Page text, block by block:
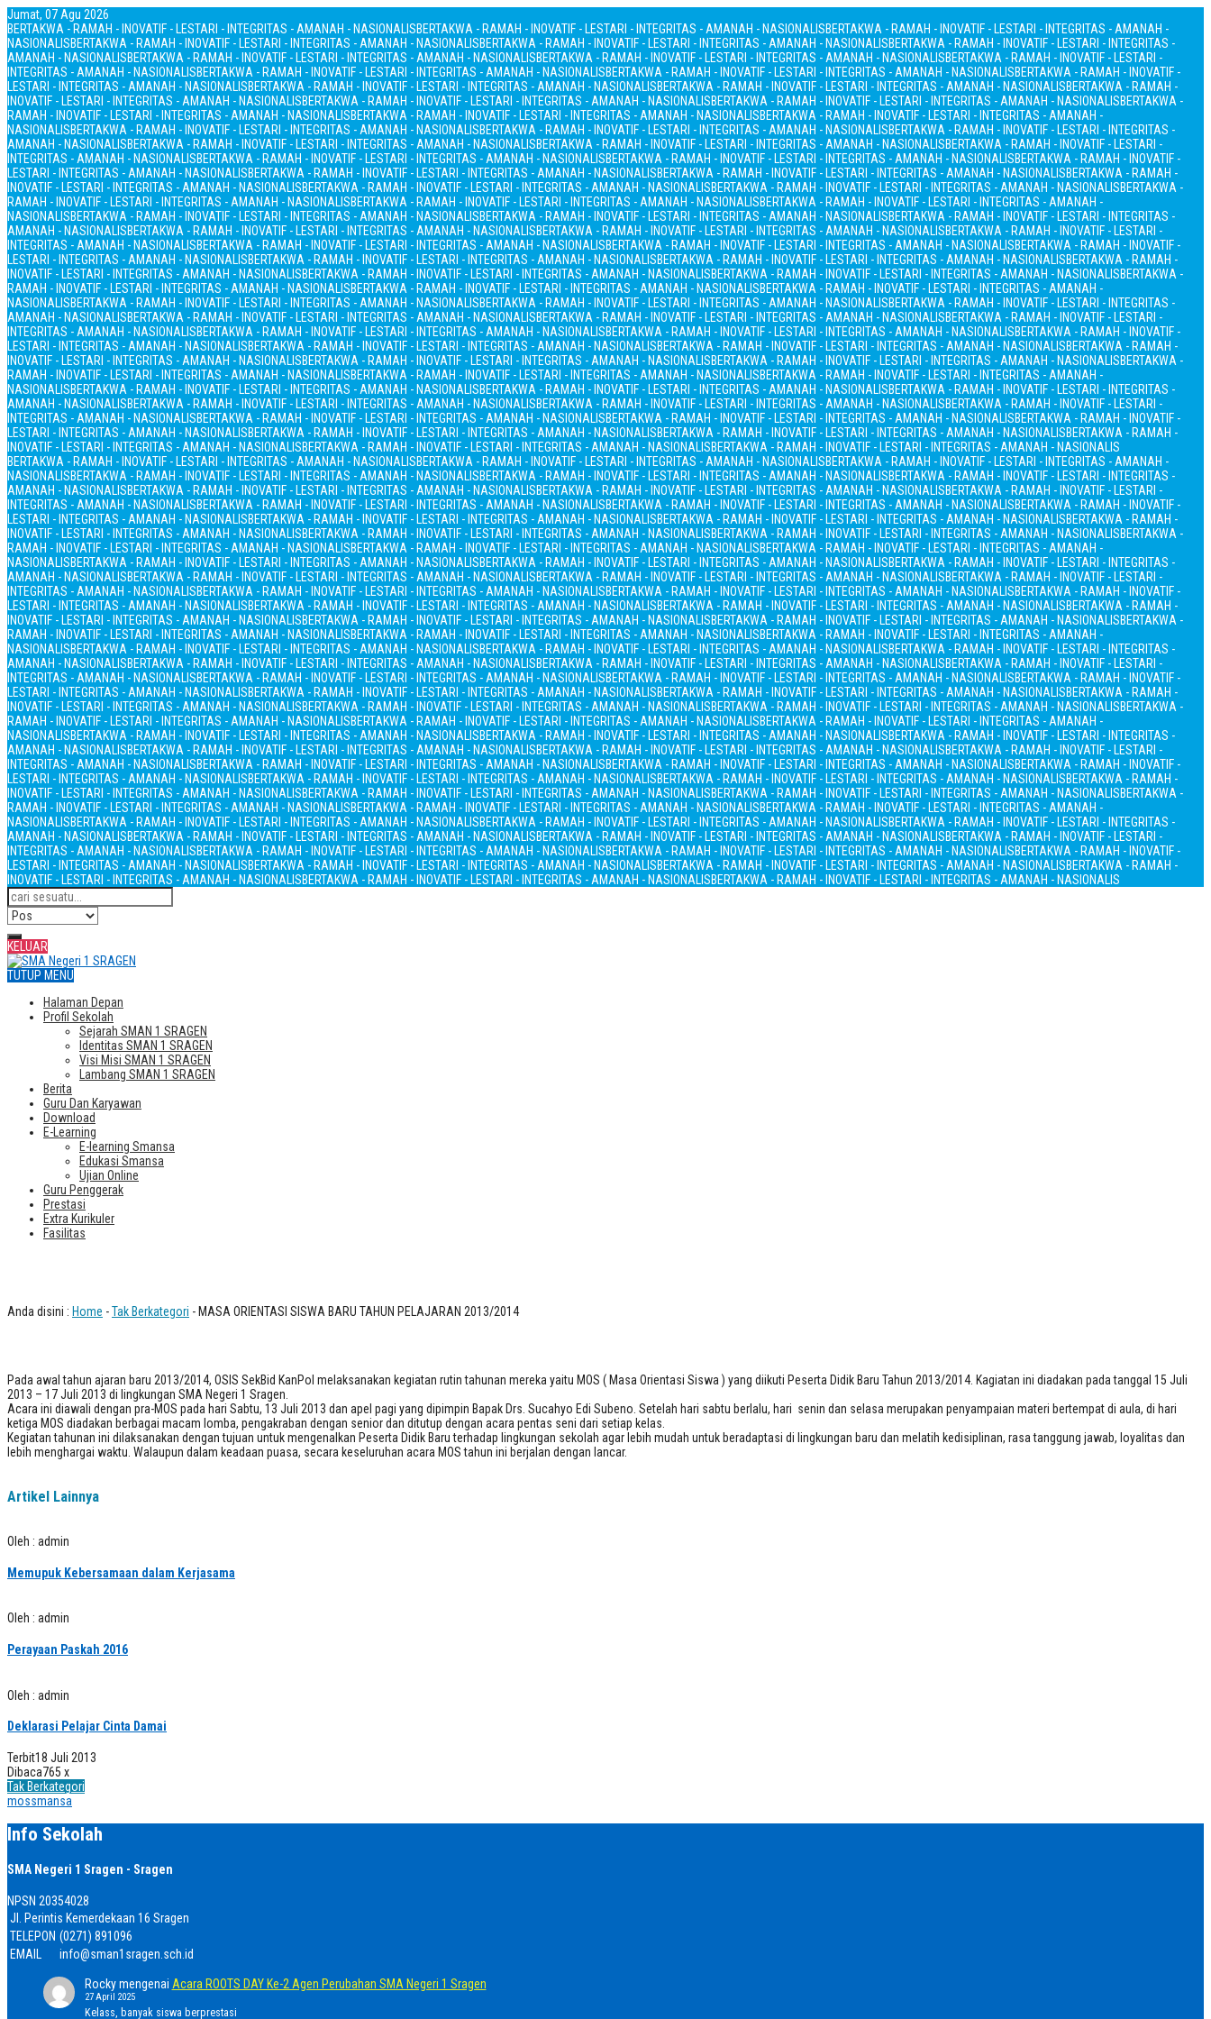
Jumat, 07 Agu 2026
BERTAKWA - RAMAH - INOVATIF - LESTARI - INTEGRITAS - AMANAH - NASIONALISBERTAKWA - RAMAH - INOVATIF - LESTARI - INTEGRITAS - AMANAH - NASIONALISBERTAKWA - RAMAH - INOVATIF - LESTARI - INTEGRITAS - AMANAH -
NASIONALISBERTAKWA - RAMAH - INOVATIF - LESTARI - INTEGRITAS - AMANAH - NASIONALISBERTAKWA - RAMAH - INOVATIF - LESTARI - INTEGRITAS - AMANAH - NASIONALISBERTAKWA - RAMAH - INOVATIF - LESTARI - INTEGRITAS -
AMANAH - NASIONALISBERTAKWA - RAMAH - INOVATIF - LESTARI - INTEGRITAS - AMANAH - NASIONALISBERTAKWA - RAMAH - INOVATIF - LESTARI - INTEGRITAS - AMANAH - NASIONALISBERTAKWA - RAMAH - INOVATIF - LESTARI -
INTEGRITAS - AMANAH - NASIONALISBERTAKWA - RAMAH - INOVATIF - LESTARI - INTEGRITAS - AMANAH - NASIONALISBERTAKWA - RAMAH - INOVATIF - LESTARI - INTEGRITAS - AMANAH - NASIONALISBERTAKWA - RAMAH - INOVATIF -
LESTARI - INTEGRITAS - AMANAH - NASIONALISBERTAKWA - RAMAH - INOVATIF - LESTARI - INTEGRITAS - AMANAH - NASIONALISBERTAKWA - RAMAH - INOVATIF - LESTARI - INTEGRITAS - AMANAH - NASIONALISBERTAKWA - RAMAH -
INOVATIF - LESTARI - INTEGRITAS - AMANAH - NASIONALISBERTAKWA - RAMAH - INOVATIF - LESTARI - INTEGRITAS - AMANAH - NASIONALISBERTAKWA - RAMAH - INOVATIF - LESTARI - INTEGRITAS - AMANAH - NASIONALISBERTAKWA -
RAMAH - INOVATIF - LESTARI - INTEGRITAS - AMANAH - NASIONALISBERTAKWA - RAMAH - INOVATIF - LESTARI - INTEGRITAS - AMANAH - NASIONALISBERTAKWA - RAMAH - INOVATIF - LESTARI - INTEGRITAS - AMANAH -
NASIONALISBERTAKWA - RAMAH - INOVATIF - LESTARI - INTEGRITAS - AMANAH - NASIONALISBERTAKWA - RAMAH - INOVATIF - LESTARI - INTEGRITAS - AMANAH - NASIONALISBERTAKWA - RAMAH - INOVATIF - LESTARI - INTEGRITAS -
AMANAH - NASIONALISBERTAKWA - RAMAH - INOVATIF - LESTARI - INTEGRITAS - AMANAH - NASIONALISBERTAKWA - RAMAH - INOVATIF - LESTARI - INTEGRITAS - AMANAH - NASIONALISBERTAKWA - RAMAH - INOVATIF - LESTARI -
INTEGRITAS - AMANAH - NASIONALISBERTAKWA - RAMAH - INOVATIF - LESTARI - INTEGRITAS - AMANAH - NASIONALISBERTAKWA - RAMAH - INOVATIF - LESTARI - INTEGRITAS - AMANAH - NASIONALISBERTAKWA - RAMAH - INOVATIF -
LESTARI - INTEGRITAS - AMANAH - NASIONALISBERTAKWA - RAMAH - INOVATIF - LESTARI - INTEGRITAS - AMANAH - NASIONALISBERTAKWA - RAMAH - INOVATIF - LESTARI - INTEGRITAS - AMANAH - NASIONALISBERTAKWA - RAMAH -
INOVATIF - LESTARI - INTEGRITAS - AMANAH - NASIONALISBERTAKWA - RAMAH - INOVATIF - LESTARI - INTEGRITAS - AMANAH - NASIONALISBERTAKWA - RAMAH - INOVATIF - LESTARI - INTEGRITAS - AMANAH - NASIONALISBERTAKWA -
RAMAH - INOVATIF - LESTARI - INTEGRITAS - AMANAH - NASIONALISBERTAKWA - RAMAH - INOVATIF - LESTARI - INTEGRITAS - AMANAH - NASIONALISBERTAKWA - RAMAH - INOVATIF - LESTARI - INTEGRITAS - AMANAH -
NASIONALISBERTAKWA - RAMAH - INOVATIF - LESTARI - INTEGRITAS - AMANAH - NASIONALISBERTAKWA - RAMAH - INOVATIF - LESTARI - INTEGRITAS - AMANAH - NASIONALISBERTAKWA - RAMAH - INOVATIF - LESTARI - INTEGRITAS -
AMANAH - NASIONALISBERTAKWA - RAMAH - INOVATIF - LESTARI - INTEGRITAS - AMANAH - NASIONALISBERTAKWA - RAMAH - INOVATIF - LESTARI - INTEGRITAS - AMANAH - NASIONALISBERTAKWA - RAMAH - INOVATIF - LESTARI -
INTEGRITAS - AMANAH - NASIONALISBERTAKWA - RAMAH - INOVATIF - LESTARI - INTEGRITAS - AMANAH - NASIONALISBERTAKWA - RAMAH - INOVATIF - LESTARI - INTEGRITAS - AMANAH - NASIONALISBERTAKWA - RAMAH - INOVATIF -
LESTARI - INTEGRITAS - AMANAH - NASIONALISBERTAKWA - RAMAH - INOVATIF - LESTARI - INTEGRITAS - AMANAH - NASIONALISBERTAKWA - RAMAH - INOVATIF - LESTARI - INTEGRITAS - AMANAH - NASIONALISBERTAKWA - RAMAH -
INOVATIF - LESTARI - INTEGRITAS - AMANAH - NASIONALISBERTAKWA - RAMAH - INOVATIF - LESTARI - INTEGRITAS - AMANAH - NASIONALISBERTAKWA - RAMAH - INOVATIF - LESTARI - INTEGRITAS - AMANAH - NASIONALISBERTAKWA -
RAMAH - INOVATIF - LESTARI - INTEGRITAS - AMANAH - NASIONALISBERTAKWA - RAMAH - INOVATIF - LESTARI - INTEGRITAS - AMANAH - NASIONALISBERTAKWA - RAMAH - INOVATIF - LESTARI - INTEGRITAS - AMANAH -
NASIONALISBERTAKWA - RAMAH - INOVATIF - LESTARI - INTEGRITAS - AMANAH - NASIONALISBERTAKWA - RAMAH - INOVATIF - LESTARI - INTEGRITAS - AMANAH - NASIONALISBERTAKWA - RAMAH - INOVATIF - LESTARI - INTEGRITAS -
AMANAH - NASIONALISBERTAKWA - RAMAH - INOVATIF - LESTARI - INTEGRITAS - AMANAH - NASIONALISBERTAKWA - RAMAH - INOVATIF - LESTARI - INTEGRITAS - AMANAH - NASIONALISBERTAKWA - RAMAH - INOVATIF - LESTARI -
INTEGRITAS - AMANAH - NASIONALISBERTAKWA - RAMAH - INOVATIF - LESTARI - INTEGRITAS - AMANAH - NASIONALISBERTAKWA - RAMAH - INOVATIF - LESTARI - INTEGRITAS - AMANAH - NASIONALISBERTAKWA - RAMAH - INOVATIF -
LESTARI - INTEGRITAS - AMANAH - NASIONALISBERTAKWA - RAMAH - INOVATIF - LESTARI - INTEGRITAS - AMANAH - NASIONALISBERTAKWA - RAMAH - INOVATIF - LESTARI - INTEGRITAS - AMANAH - NASIONALISBERTAKWA - RAMAH -
INOVATIF - LESTARI - INTEGRITAS - AMANAH - NASIONALISBERTAKWA - RAMAH - INOVATIF - LESTARI - INTEGRITAS - AMANAH - NASIONALISBERTAKWA - RAMAH - INOVATIF - LESTARI - INTEGRITAS - AMANAH - NASIONALISBERTAKWA -
RAMAH - INOVATIF - LESTARI - INTEGRITAS - AMANAH - NASIONALISBERTAKWA - RAMAH - INOVATIF - LESTARI - INTEGRITAS - AMANAH - NASIONALISBERTAKWA - RAMAH - INOVATIF - LESTARI - INTEGRITAS - AMANAH -
NASIONALISBERTAKWA - RAMAH - INOVATIF - LESTARI - INTEGRITAS - AMANAH - NASIONALISBERTAKWA - RAMAH - INOVATIF - LESTARI - INTEGRITAS - AMANAH - NASIONALISBERTAKWA - RAMAH - INOVATIF - LESTARI - INTEGRITAS -
AMANAH - NASIONALISBERTAKWA - RAMAH - INOVATIF - LESTARI - INTEGRITAS - AMANAH - NASIONALISBERTAKWA - RAMAH - INOVATIF - LESTARI - INTEGRITAS - AMANAH - NASIONALISBERTAKWA - RAMAH - INOVATIF - LESTARI -
INTEGRITAS - AMANAH - NASIONALISBERTAKWA - RAMAH - INOVATIF - LESTARI - INTEGRITAS - AMANAH - NASIONALISBERTAKWA - RAMAH - INOVATIF - LESTARI - INTEGRITAS - AMANAH - NASIONALISBERTAKWA - RAMAH - INOVATIF -
LESTARI - INTEGRITAS - AMANAH - NASIONALISBERTAKWA - RAMAH - INOVATIF - LESTARI - INTEGRITAS - AMANAH - NASIONALISBERTAKWA - RAMAH - INOVATIF - LESTARI - INTEGRITAS - AMANAH - NASIONALISBERTAKWA - RAMAH -
INOVATIF - LESTARI - INTEGRITAS - AMANAH - NASIONALISBERTAKWA - RAMAH - INOVATIF - LESTARI - INTEGRITAS - AMANAH - NASIONALISBERTAKWA - RAMAH - INOVATIF - LESTARI - INTEGRITAS - AMANAH - NASIONALIS
BERTAKWA - RAMAH - INOVATIF - LESTARI - INTEGRITAS - AMANAH - NASIONALISBERTAKWA - RAMAH - INOVATIF - LESTARI - INTEGRITAS - AMANAH - NASIONALISBERTAKWA - RAMAH - INOVATIF - LESTARI - INTEGRITAS - AMANAH -
NASIONALISBERTAKWA - RAMAH - INOVATIF - LESTARI - INTEGRITAS - AMANAH - NASIONALISBERTAKWA - RAMAH - INOVATIF - LESTARI - INTEGRITAS - AMANAH - NASIONALISBERTAKWA - RAMAH - INOVATIF - LESTARI - INTEGRITAS -
AMANAH - NASIONALISBERTAKWA - RAMAH - INOVATIF - LESTARI - INTEGRITAS - AMANAH - NASIONALISBERTAKWA - RAMAH - INOVATIF - LESTARI - INTEGRITAS - AMANAH - NASIONALISBERTAKWA - RAMAH - INOVATIF - LESTARI -
INTEGRITAS - AMANAH - NASIONALISBERTAKWA - RAMAH - INOVATIF - LESTARI - INTEGRITAS - AMANAH - NASIONALISBERTAKWA - RAMAH - INOVATIF - LESTARI - INTEGRITAS - AMANAH - NASIONALISBERTAKWA - RAMAH - INOVATIF -
LESTARI - INTEGRITAS - AMANAH - NASIONALISBERTAKWA - RAMAH - INOVATIF - LESTARI - INTEGRITAS - AMANAH - NASIONALISBERTAKWA - RAMAH - INOVATIF - LESTARI - INTEGRITAS - AMANAH - NASIONALISBERTAKWA - RAMAH -
INOVATIF - LESTARI - INTEGRITAS - AMANAH - NASIONALISBERTAKWA - RAMAH - INOVATIF - LESTARI - INTEGRITAS - AMANAH - NASIONALISBERTAKWA - RAMAH - INOVATIF - LESTARI - INTEGRITAS - AMANAH - NASIONALISBERTAKWA -
RAMAH - INOVATIF - LESTARI - INTEGRITAS - AMANAH - NASIONALISBERTAKWA - RAMAH - INOVATIF - LESTARI - INTEGRITAS - AMANAH - NASIONALISBERTAKWA - RAMAH - INOVATIF - LESTARI - INTEGRITAS - AMANAH -
NASIONALISBERTAKWA - RAMAH - INOVATIF - LESTARI - INTEGRITAS - AMANAH - NASIONALISBERTAKWA - RAMAH - INOVATIF - LESTARI - INTEGRITAS - AMANAH - NASIONALISBERTAKWA - RAMAH - INOVATIF - LESTARI - INTEGRITAS -
AMANAH - NASIONALISBERTAKWA - RAMAH - INOVATIF - LESTARI - INTEGRITAS - AMANAH - NASIONALISBERTAKWA - RAMAH - INOVATIF - LESTARI - INTEGRITAS - AMANAH - NASIONALISBERTAKWA - RAMAH - INOVATIF - LESTARI -
INTEGRITAS - AMANAH - NASIONALISBERTAKWA - RAMAH - INOVATIF - LESTARI - INTEGRITAS - AMANAH - NASIONALISBERTAKWA - RAMAH - INOVATIF - LESTARI - INTEGRITAS - AMANAH - NASIONALISBERTAKWA - RAMAH - INOVATIF -
LESTARI - INTEGRITAS - AMANAH - NASIONALISBERTAKWA - RAMAH - INOVATIF - LESTARI - INTEGRITAS - AMANAH - NASIONALISBERTAKWA - RAMAH - INOVATIF - LESTARI - INTEGRITAS - AMANAH - NASIONALISBERTAKWA - RAMAH -
INOVATIF - LESTARI - INTEGRITAS - AMANAH - NASIONALISBERTAKWA - RAMAH - INOVATIF - LESTARI - INTEGRITAS - AMANAH - NASIONALISBERTAKWA - RAMAH - INOVATIF - LESTARI - INTEGRITAS - AMANAH - NASIONALISBERTAKWA -
RAMAH - INOVATIF - LESTARI - INTEGRITAS - AMANAH - NASIONALISBERTAKWA - RAMAH - INOVATIF - LESTARI - INTEGRITAS - AMANAH - NASIONALISBERTAKWA - RAMAH - INOVATIF - LESTARI - INTEGRITAS - AMANAH -
NASIONALISBERTAKWA - RAMAH - INOVATIF - LESTARI - INTEGRITAS - AMANAH - NASIONALISBERTAKWA - RAMAH - INOVATIF - LESTARI - INTEGRITAS - AMANAH - NASIONALISBERTAKWA - RAMAH - INOVATIF - LESTARI - INTEGRITAS -
AMANAH - NASIONALISBERTAKWA - RAMAH - INOVATIF - LESTARI - INTEGRITAS - AMANAH - NASIONALISBERTAKWA - RAMAH - INOVATIF - LESTARI - INTEGRITAS - AMANAH - NASIONALISBERTAKWA - RAMAH - INOVATIF - LESTARI -
INTEGRITAS - AMANAH - NASIONALISBERTAKWA - RAMAH - INOVATIF - LESTARI - INTEGRITAS - AMANAH - NASIONALISBERTAKWA - RAMAH - INOVATIF - LESTARI - INTEGRITAS - AMANAH - NASIONALISBERTAKWA - RAMAH - INOVATIF -
LESTARI - INTEGRITAS - AMANAH - NASIONALISBERTAKWA - RAMAH - INOVATIF - LESTARI - INTEGRITAS - AMANAH - NASIONALISBERTAKWA - RAMAH - INOVATIF - LESTARI - INTEGRITAS - AMANAH - NASIONALISBERTAKWA - RAMAH -
INOVATIF - LESTARI - INTEGRITAS - AMANAH - NASIONALISBERTAKWA - RAMAH - INOVATIF - LESTARI - INTEGRITAS - AMANAH - NASIONALISBERTAKWA - RAMAH - INOVATIF - LESTARI - INTEGRITAS - AMANAH - NASIONALISBERTAKWA -
RAMAH - INOVATIF - LESTARI - INTEGRITAS - AMANAH - NASIONALISBERTAKWA - RAMAH - INOVATIF - LESTARI - INTEGRITAS - AMANAH - NASIONALISBERTAKWA - RAMAH - INOVATIF - LESTARI - INTEGRITAS - AMANAH -
NASIONALISBERTAKWA - RAMAH - INOVATIF - LESTARI - INTEGRITAS - AMANAH - NASIONALISBERTAKWA - RAMAH - INOVATIF - LESTARI - INTEGRITAS - AMANAH - NASIONALISBERTAKWA - RAMAH - INOVATIF - LESTARI - INTEGRITAS -
AMANAH - NASIONALISBERTAKWA - RAMAH - INOVATIF - LESTARI - INTEGRITAS - AMANAH - NASIONALISBERTAKWA - RAMAH - INOVATIF - LESTARI - INTEGRITAS - AMANAH - NASIONALISBERTAKWA - RAMAH - INOVATIF - LESTARI -
INTEGRITAS - AMANAH - NASIONALISBERTAKWA - RAMAH - INOVATIF - LESTARI - INTEGRITAS - AMANAH - NASIONALISBERTAKWA - RAMAH - INOVATIF - LESTARI - INTEGRITAS - AMANAH - NASIONALISBERTAKWA - RAMAH - INOVATIF -
LESTARI - INTEGRITAS - AMANAH - NASIONALISBERTAKWA - RAMAH - INOVATIF - LESTARI - INTEGRITAS - AMANAH - NASIONALISBERTAKWA - RAMAH - INOVATIF - LESTARI - INTEGRITAS - AMANAH - NASIONALISBERTAKWA - RAMAH -
INOVATIF - LESTARI - INTEGRITAS - AMANAH - NASIONALISBERTAKWA - RAMAH - INOVATIF - LESTARI - INTEGRITAS - AMANAH - NASIONALISBERTAKWA - RAMAH - INOVATIF - LESTARI - INTEGRITAS - AMANAH - NASIONALISBERTAKWA -
RAMAH - INOVATIF - LESTARI - INTEGRITAS - AMANAH - NASIONALISBERTAKWA - RAMAH - INOVATIF - LESTARI - INTEGRITAS - AMANAH - NASIONALISBERTAKWA - RAMAH - INOVATIF - LESTARI - INTEGRITAS - AMANAH -
NASIONALISBERTAKWA - RAMAH - INOVATIF - LESTARI - INTEGRITAS - AMANAH - NASIONALISBERTAKWA - RAMAH - INOVATIF - LESTARI - INTEGRITAS - AMANAH - NASIONALISBERTAKWA - RAMAH - INOVATIF - LESTARI - INTEGRITAS -
AMANAH - NASIONALISBERTAKWA - RAMAH - INOVATIF - LESTARI - INTEGRITAS - AMANAH - NASIONALISBERTAKWA - RAMAH - INOVATIF - LESTARI - INTEGRITAS - AMANAH - NASIONALISBERTAKWA - RAMAH - INOVATIF - LESTARI -
INTEGRITAS - AMANAH - NASIONALISBERTAKWA - RAMAH - INOVATIF - LESTARI - INTEGRITAS - AMANAH - NASIONALISBERTAKWA - RAMAH - INOVATIF - LESTARI - INTEGRITAS - AMANAH - NASIONALISBERTAKWA - RAMAH - INOVATIF -
LESTARI - INTEGRITAS - AMANAH - NASIONALISBERTAKWA - RAMAH - INOVATIF - LESTARI - INTEGRITAS - AMANAH - NASIONALISBERTAKWA - RAMAH - INOVATIF - LESTARI - INTEGRITAS - AMANAH - NASIONALISBERTAKWA - RAMAH -
INOVATIF - LESTARI - INTEGRITAS - AMANAH - NASIONALISBERTAKWA - RAMAH - INOVATIF - LESTARI - INTEGRITAS - AMANAH - NASIONALISBERTAKWA - RAMAH - INOVATIF - LESTARI - INTEGRITAS - AMANAH - NASIONALIS
KELUAR
TUTUP MENU
Halaman Depan
Profil Sekolah
Sejarah SMAN 1 SRAGEN
Identitas SMAN 1 SRAGEN
Visi Misi SMAN 1 SRAGEN
Lambang SMAN 1 SRAGEN
Berita
Guru Dan Karyawan
Download
E-Learning
E-learning Smansa
Edukasi Smansa
Ujian Online
Guru Penggerak
Prestasi
Extra Kurikuler
Fasilitas
Anda disini : Home -Tak Berkategori - MASA ORIENTASI SISWA BARU TAHUN PELAJARAN 2013/2014
Pada awal tahun ajaran baru 2013/2014, OSIS SekBid KanPol melaksanakan kegiatan rutin tahunan mereka yaitu MOS ( Masa Orientasi Siswa ) yang diikuti Peserta Didik Baru Tahun 2013/2014. Kagiatan ini diadakan pada tanggal 15 Juli
2013 – 17 Juli 2013 di lingkungan SMA Negeri 1 Sragen.
Acara ini diawali dengan pra-MOS pada hari Sabtu, 13 Juli 2013 dan apel pagi yang dipimpin Bapak Drs. Sucahyo Edi Subeno. Setelah hari sabtu berlalu, hari senin dan selasa merupakan penyampaian materi bertempat di aula, di hari
ketiga MOS diadakan berbagai macam lomba, pengakraban dengan senior dan ditutup dengan acara pentas seni dari setiap kelas.
Kegiatan tahunan ini dilaksanakan dengan tujuan untuk mengenalkan Peserta Didik Baru terhadap lingkungan sekolah agar lebih mudah untuk beradaptasi di lingkungan baru dan melatih kedisiplinan, rasa tanggung jawab, loyalitas dan
lebih menghargai waktu. Walaupun dalam keadaan puasa, secara keseluruhan acara MOS tahun ini berjalan dengan lancar.
Artikel Lainnya
Oleh : admin
Memupuk Kebersamaan dalam Kerjasama
Oleh : admin
Perayaan Paskah 2016
Oleh : admin
Deklarasi Pelajar Cinta Damai
Terbit18 Juli 2013
Dibaca765 x
Tak Berkategori
mossmansa
Info Sekolah
SMA Negeri 1 Sragen - Sragen
NPSN 20354028
Jl. Perintis Kemerdekaan 16 Sragen
TELEPON (0271) 891096
EMAIL
info@sman1sragen.sch.id
Rockymengenai Acara ROOTS DAY Ke-2 Agen Perubahan SMA Negeri 1 Sragen
27 April 2025
Kelass, banyak siswa berprestasi